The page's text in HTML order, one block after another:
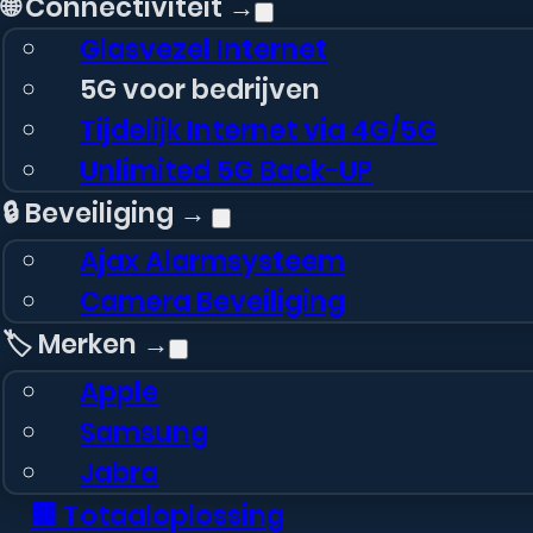
Glasvezel Internet
5G voor bedrijven
Tijdelijk Internet via 4G/5G
Unlimited 5G Back-UP
🔒 Beveiliging →
Ajax Alarmsysteem
Camera Beveiliging
🏷️ Merken →
Apple
Samsung
Jabra
🏢 Totaaloplossing